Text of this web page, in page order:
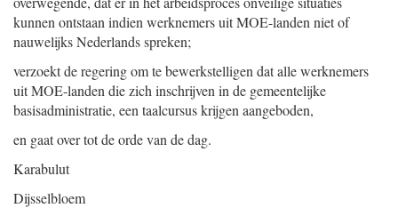
kunnen ontstaan indien werknemers uit MOE-landen niet of
nauwelijks Nederlands spreken;
verzoekt de regering om te bewerkstelligen dat alle werknemers
uit MOE-landen die zich inschrijven in de gemeentelijke
basisadministratie, een taalcursus krijgen aangeboden,
en gaat over tot de orde van de dag.
Karabulut
Dijsselbloem